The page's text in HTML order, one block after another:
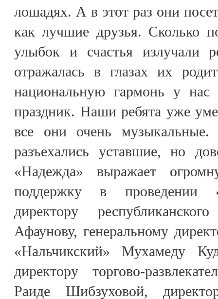
лошадях. А в этот раз они
как лучшие друзья. Сколько
улыбок и счастья излучали
отражалась в глазах их
национальную гармонь у
праздник. Наши ребята уже
все они очень
разъехались уставшие, но
«Надежда» выражает
поддержку в проведении
директору
Афаунову, генеральному
«Нальчикский» Мухамеду
директору торгово-
Раиде Шибзуховой,